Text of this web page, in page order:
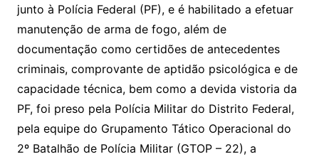
junto à Polícia Federal (PF), e é habilitado a efetuar
manutenção de arma de fogo, além de
documentação como certidões de antecedentes
criminais, comprovante de aptidão psicológica e de
capacidade técnica, bem como a devida vistoria da
PF, foi preso pela Polícia Militar do Distrito Federal,
pela equipe do Grupamento Tático Operacional do
2º Batalhão de Polícia Militar (GTOP – 22), a